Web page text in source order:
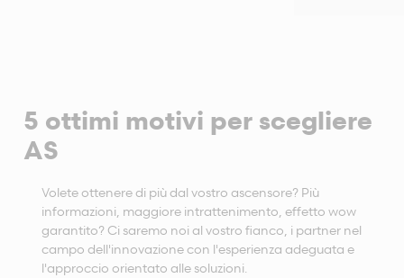
5 ottimi motivi per scegliere
AS
Volete ottenere di più dal vostro ascensore? Più
informazioni, maggiore intrattenimento, effetto wow
garantito? Ci saremo noi al vostro fianco, i partner nel
campo dell'innovazione con l'esperienza adeguata e
l'approccio orientato alle soluzioni.